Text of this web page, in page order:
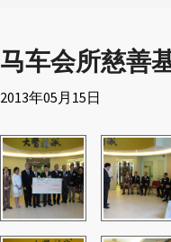
马车会所慈善
2013年05月15日